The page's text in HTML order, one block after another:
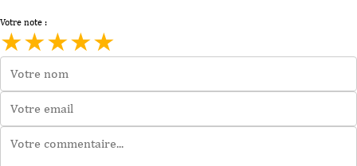
Votre note :
★★★★★